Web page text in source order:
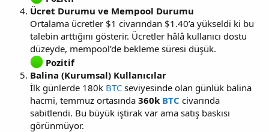
Ücret Durumu ve Mempool Durumu
Ortalama ücretler $1 civarından $1.40’a yükseldi ki bu
talebin arttığını gösterir. Ücretler hâlâ kullanıcı dostu
düzeyde, mempool’de bekleme süresi düşük.
Pozitif
Balina (Kurumsal) Kullanıcılar
İlk günlerde 180k BTC seviyesinde olan günlük balina
hacmi, temmuz ortasında 360k BTC civarında
sabitlendi. Bu büyük iştirak var ama satış baskısı
görünmüyor.